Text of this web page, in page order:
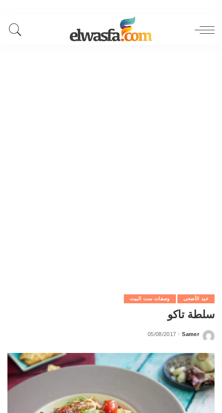
عيد الأضحى وصفات ست البيت
سلطة تاكو
Posted
Samer
05/08/2017